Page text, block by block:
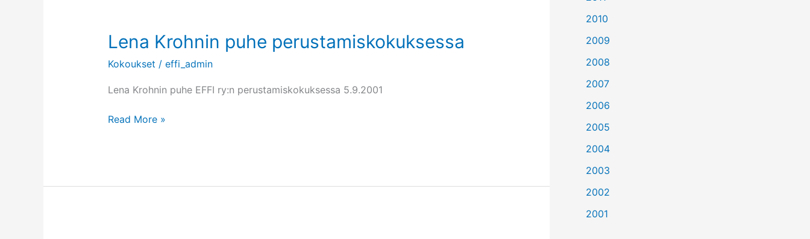
Lena Krohnin puhe perustamiskokuksessa
Kokoukset / effi_admin
Lena Krohnin puhe EFFI ry:n perustamiskokuksessa 5.9.2001
Lena
Read More »
2010
2009
2008
2007
2006
2005
2004
2003
2002
2001